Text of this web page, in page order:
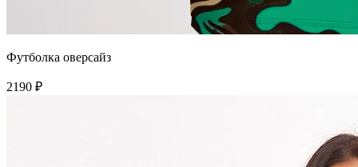
Футболка оверсайз
2190 ₽